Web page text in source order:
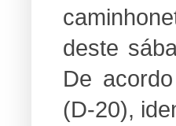
deste
De
(D-20),